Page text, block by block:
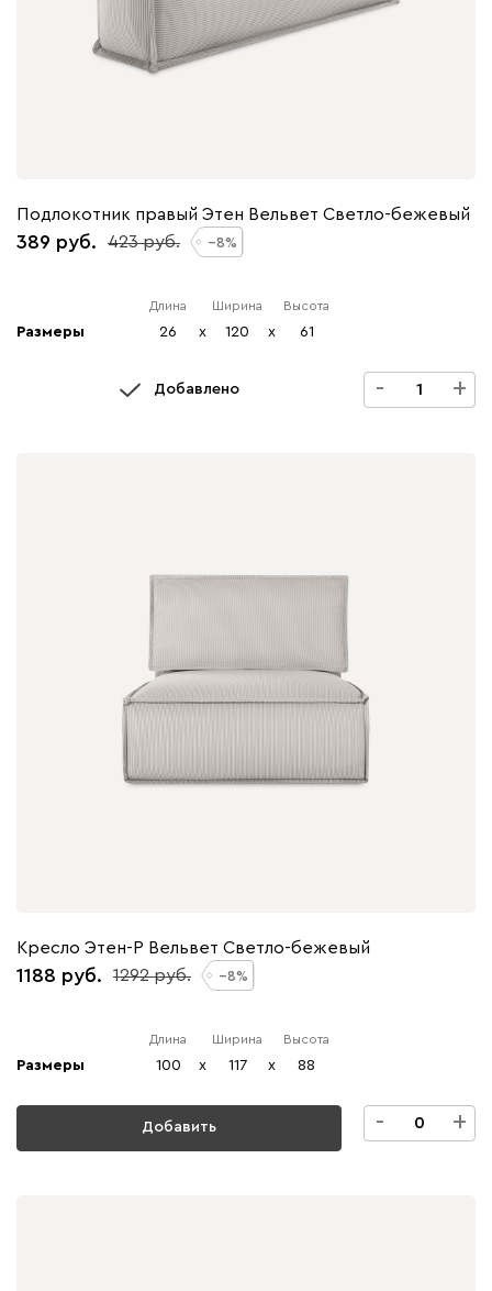
Подлокотник правый Этен Вельвет Светло-бежевый
389 423 8
Размеры
Длина
26 x
Ширина
120 x
Высота
61
Добавлено - +
Кресло Этен-Р Вельвет Светло-бежевый
1188 1292 8
Размеры
Длина
100 x
Ширина
117 x
Высота
88
Добавить - +